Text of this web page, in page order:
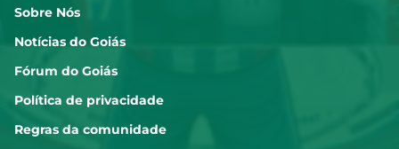
Sobre Nós
Notícias do Goiás
Fórum do Goiás
Política de privacidade
Regras da comunidade